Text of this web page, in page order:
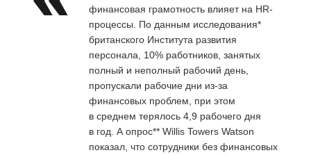
финансовая грамотность влияет на HR-
процессы. По данным исследования*
британского Института развития
персонала, 10% работников, занятых
полный и неполный рабочий день,
пропускали рабочие дни из-за
финансовых проблем, при этом
в среднем терялось 4,9 рабочего дня
в год. А опрос** Willis Towers Watson
показал, что сотрудники без финансовых